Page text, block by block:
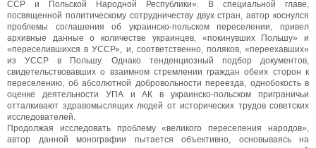
ССР и Польской Народной Республики». В специальной главе,
посвященной политическому сотрудничеству двух стран, автор коснулся
проблемы соглашения об украинско-польском переселении, привел
архивные данные о количестве украинцев, «покинувших Польшу» и
«переселившихся в УССР», и, соответственно, поляков, «переехавших»
из УССР в Польшу. Однако тенденциозный подбор документов,
свидетельствовавших о взаимном стремлении граждан обеих сторон к
переселению, об абсолютной добровольности переезда, однобокость в
оценке деятельности УПА и АК в украинско-польском приграничьи
отталкивают здравомыслящих людей от исторических трудов советских
исследователей.
Продолжая исследовать проблему «великого переселения народов»,
автор данной монографии пытается объективно, основываясь на